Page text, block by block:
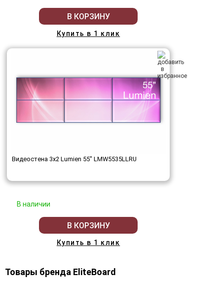
В КОРЗИНУ
Купить в 1 клик
Видеостена 3x2 Lumien 55" LMW5535LLRU
В наличии
В КОРЗИНУ
Купить в 1 клик
Товары бренда EliteBoard